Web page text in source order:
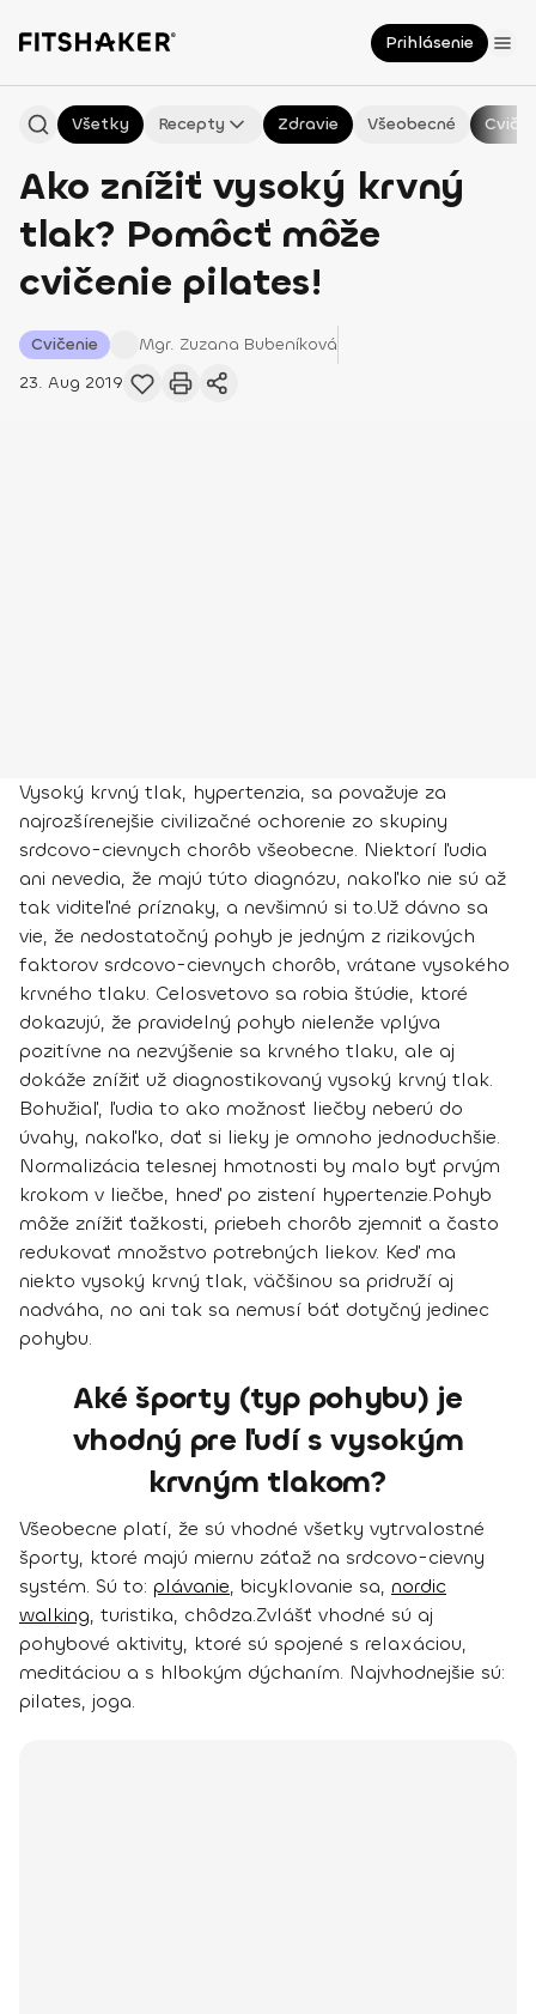
Prihlásenie
Všetky Recepty Zdravie Všeobecné
Ako znížiť vysoký krvný
tlak? Pomôcť môže
cvičenie pilates!
Cvičenie Mgr. Zuzana Bubeníková
23. Aug 2019
Vysoký krvný tlak, hypertenzia, sa považuje za
najrozšírenejšie civilizačné ochorenie zo skupiny
srdcovo-cievnych chorôb všeobecne. Niektorí ľudia
ani nevedia, že majú túto diagnózu, nakoľko nie sú až
tak viditeľné príznaky, a nevšimnú si to.Už dávno sa
vie, že nedostatočný pohyb je jedným z rizikových
faktorov srdcovo-cievnych chorôb, vrátane vysokého
krvného tlaku. Celosvetovo sa robia štúdie, ktoré
dokazujú, že pravidelný pohyb nielenže vplýva
pozitívne na nezvýšenie sa krvného tlaku, ale aj
dokáže znížiť už diagnostikovaný vysoký krvný tlak.
Bohužiaľ, ľudia to ako možnosť liečby neberú do
úvahy, nakoľko, dať si lieky je omnoho jednoduchšie.
Normalizácia telesnej hmotnosti by malo byť prvým
krokom v liečbe, hneď po zistení hypertenzie.Pohyb
môže znížiť ťažkosti, priebeh chorôb zjemniť a často
redukovať množstvo potrebných liekov. Keď ma
niekto vysoký krvný tlak, väčšinou sa pridruží aj
nadváha, no ani tak sa nemusí báť dotyčný jedinec
pohybu.
Aké športy (typ pohybu) je
vhodný pre ľudí s vysokým
krvným tlakom?
Všeobecne platí, že sú vhodné všetky vytrvalostné
športy, ktoré majú miernu záťaž na srdcovo-cievny
systém. Sú to: plávanie, bicyklovanie sa, nordic
walking, turistika, chôdza.Zvlášť vhodné sú aj
pohybové aktivity, ktoré sú spojené s relaxáciou,
meditáciou a s hlbokým dýchaním. Najvhodnejšie sú:
pilates, joga.